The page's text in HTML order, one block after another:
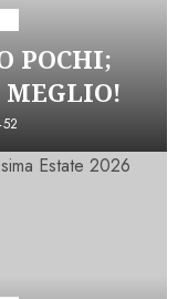
POCHI;
MEGLIO!